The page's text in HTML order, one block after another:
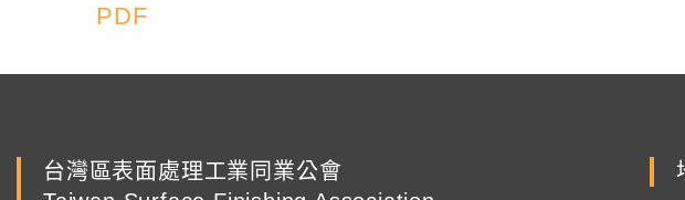
PDF
台灣區表面處理工業同業公會